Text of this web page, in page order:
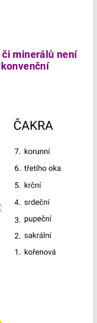
minerálů není